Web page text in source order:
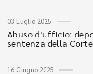
03 Luglio 2025
Abuso d'ufficio:
sentenza della
16 Giugno 2025